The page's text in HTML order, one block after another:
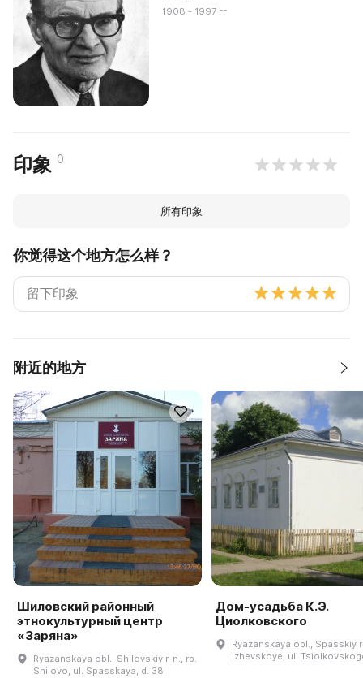
1908 - 1997 гг
印象 0
所有印象
你觉得这个地方怎么样？
附近的地方
Шиловский районный
этнокультурный центр
«Заряна»
Ryazanskaya obl., Shilovskiy r-n., rp.
Shilovo, ul. Spasskaya, d. 38
Дом-усадьба К.Э.
Циолковского
Ryazanskaya obl., Spasskiy
Izhevskoye, ul.